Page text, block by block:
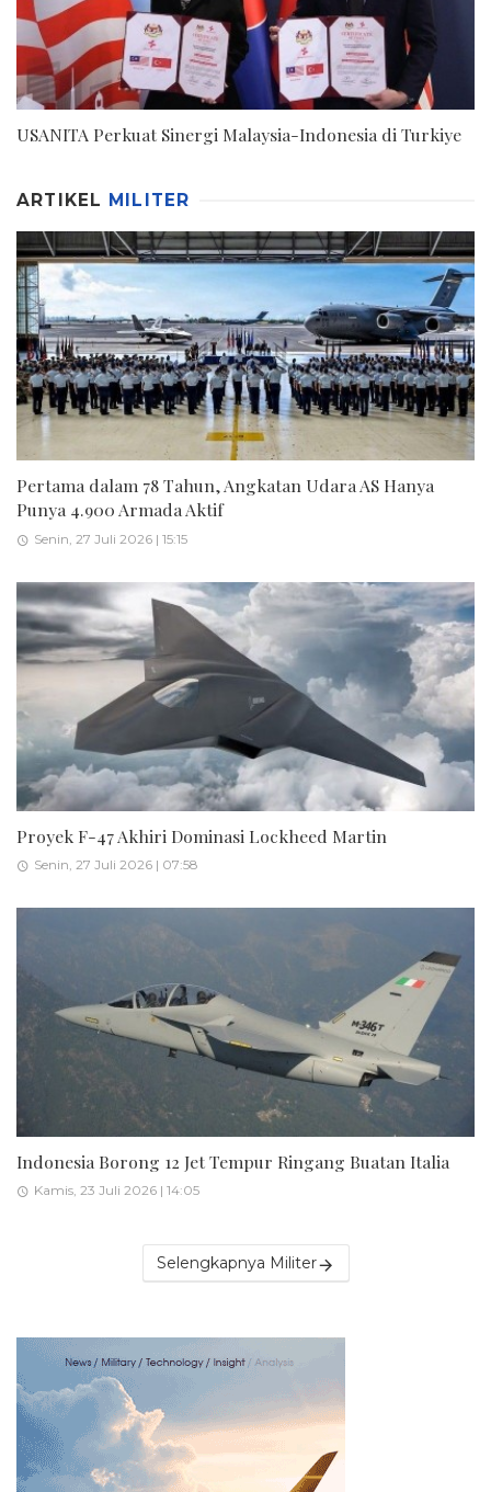
USANITA Perkuat Sinergi Malaysia-Indonesia di Turkiye
ARTIKEL MILITER
Pertama dalam 78 Tahun, Angkatan Udara AS Hanya
Punya 4.900 Armada Aktif
Senin, 27 Juli 2026 | 15:15
Proyek F-47 Akhiri Dominasi Lockheed Martin
Senin, 27 Juli 2026 | 07:58
Indonesia Borong 12 Jet Tempur Ringang Buatan Italia
Kamis, 23 Juli 2026 | 14:05
Selengkapnya Militer